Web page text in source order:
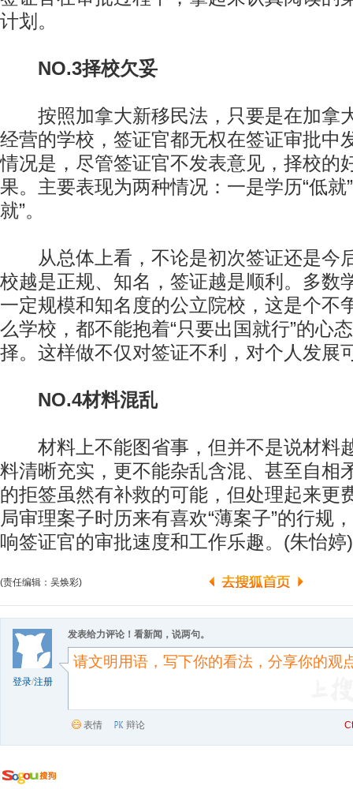
计划。
NO.3择校欠妥
按照加拿大新移民法，只要是在加拿
经营的学校，签证官都无权在签证审批中
情况是，尽管签证官不发表意见，择校的
果。主要表现为两种情况：一是学历“低就
就”。
从总体上看，不论是初次签证还是今
校越是正规、知名，签证越是顺利。多数
一定规模和知名度的公立院校，这是个不
么学校，都不能抱着“只要出国就行”的心
择。这样做不仅对签证不利，对个人发展
NO.4材料混乱
材料上不能图省事，但并不是说材料
料清晰充实，更不能杂乱含混、甚至自相
的拒签虽然有补救的可能，但处理起来更
局审理案子时历来有喜欢“薄案子”的行规
响签证官的审批速度和工作乐趣。(朱怡婷)
(责任编辑：吴焕彩)
登录/注册
发表给力评论！看新闻，说两句。
表情 辩论